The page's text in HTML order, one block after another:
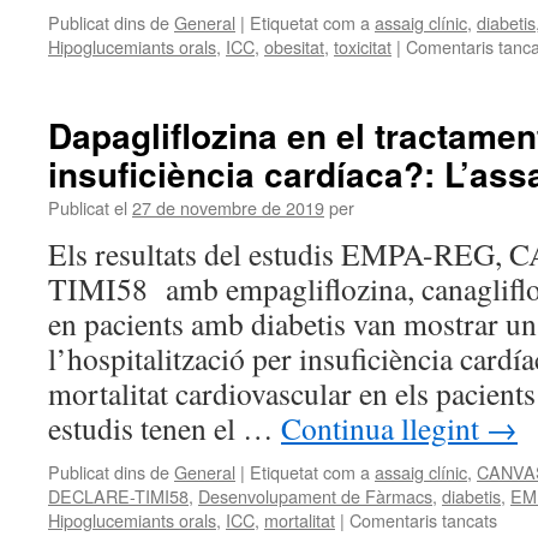
Publicat dins deGeneral | Etiquetat com a assaig clínic, diabetis
Hipoglucemiants orals, ICC, obesitat, toxicitat | Comentaris
Dapagliflozina en el
insuficiència cardíaca?:
Publicat el 27 de novembre de 2019per
Els resultats del estudis EMPA-REG,
TIMI58 amb empagliflozina,
en pacients amb diabetis van mostrar
l’hospitalització per insuficiència
mortalitat cardiovascular en els
estudis tenen el … Continua llegint →
Publicat dins deGeneral | Etiquetat com a assaig clínic,
DECLARE-TIMI58, Desenvolupament de Fàrmacs, diabetis,
Hipoglucemiants orals, ICC, mortalitat | Comentaris tancats